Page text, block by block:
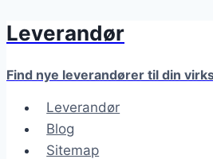
Fortsæt
indhold
Leverandør
Find nye leverandører til din
Leverandør
Blog
Sitemap